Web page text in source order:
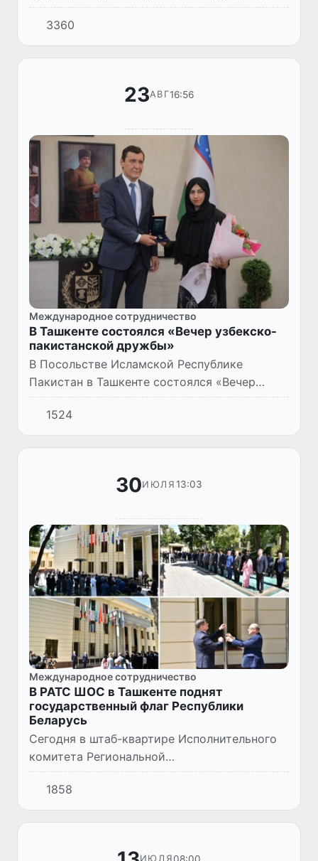
научно-практическая конференция
Региональной антитеррористической
структуры Шанхайской организации с...
3360
23АВГ16:56
Международное сотрудничество
В Ташкенте состоялся «Вечер узбекско-
пакистанской дружбы»
В Посольстве Исламской Республике
Пакистан в Ташкенте состоялся «Вечер
узбекско-пакистанской дружбы», в котором
приняли участие представители
академических кругов и творческой инте...
1524
30ИЮЛЯ 13:03
Международное сотрудничество
В РАТС ШОС в Ташкенте поднят
государственный флаг Республики
Беларусь
Сегодня в штаб-квартире Исполнительного
комитета Региональной
антитеррористической структуры
Шанхайской организации сотрудничества
(РАТС ШОС) в Ташкенте состоялась
торжественная це...
1858
ИЮЛЯ08:00